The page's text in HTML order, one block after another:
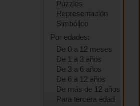
Puzzles
Representación
Simbólico
Por edades:
De 0 a 12 meses
De 1 a 3 años
De 3 a 6 años
De 6 a 12 años
De más de 12 años
Para tercera edad